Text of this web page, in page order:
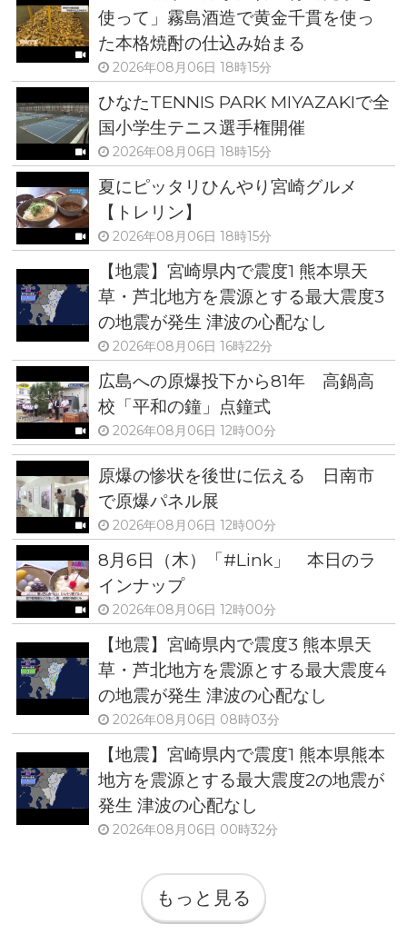
使って」霧島酒造で黄金千貫を使っ
た本格焼酎の仕込み始まる
2026年08月06日 18時15分
ひなたTENNIS PARK MIYAZAKIで全
国小学生テニス選手権開催
2026年08月06日 18時15分
夏にピッタリひんやり宮崎グルメ
【トレリン】
2026年08月06日 18時15分
【地震】宮崎県内で震度1 熊本県天
草・芦北地方を震源とする最大震度3
の地震が発生 津波の心配なし
2026年08月06日 16時22分
広島への原爆投下から81年 高鍋高
校「平和の鐘」点鐘式
2026年08月06日 12時00分
原爆の惨状を後世に伝える 日南市
で原爆パネル展
2026年08月06日 12時00分
8月6日（木）「#Link」 本日のラ
インナップ
2026年08月06日 12時00分
【地震】宮崎県内で震度3 熊本県天
草・芦北地方を震源とする最大震度4
の地震が発生 津波の心配なし
2026年08月06日 08時03分
【地震】宮崎県内で震度1 熊本県熊本
地方を震源とする最大震度2の地震が
発生 津波の心配なし
2026年08月06日 00時32分
もっと見る